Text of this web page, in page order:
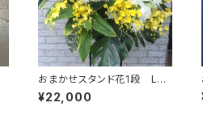
おまかせスタンド花1段 L
（東京23区送料無料）#3106
¥22,000